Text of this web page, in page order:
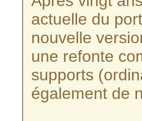
actuelle du
nouvelle
une refonte
supports
également de